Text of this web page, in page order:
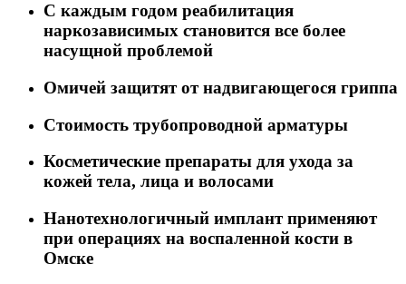
C каждым годом реабилитация
наркозависимых становится все более
насущной проблемой
Омичей защитят от надвигающегося гриппа
Стоимость трубопроводной арматуры
Косметические препараты для ухода за
кожей тела, лица и волосами
Нанотехнологичный имплант применяют
при операциях на воспаленной кости в
Омске